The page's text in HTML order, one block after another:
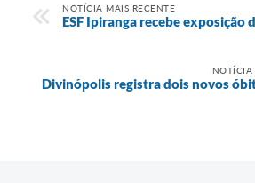
NOTÍCIA MAIS RECENTE
ESF Ipiranga recebe exposição
NOTÍCIA
Divinópolis registra dois novos